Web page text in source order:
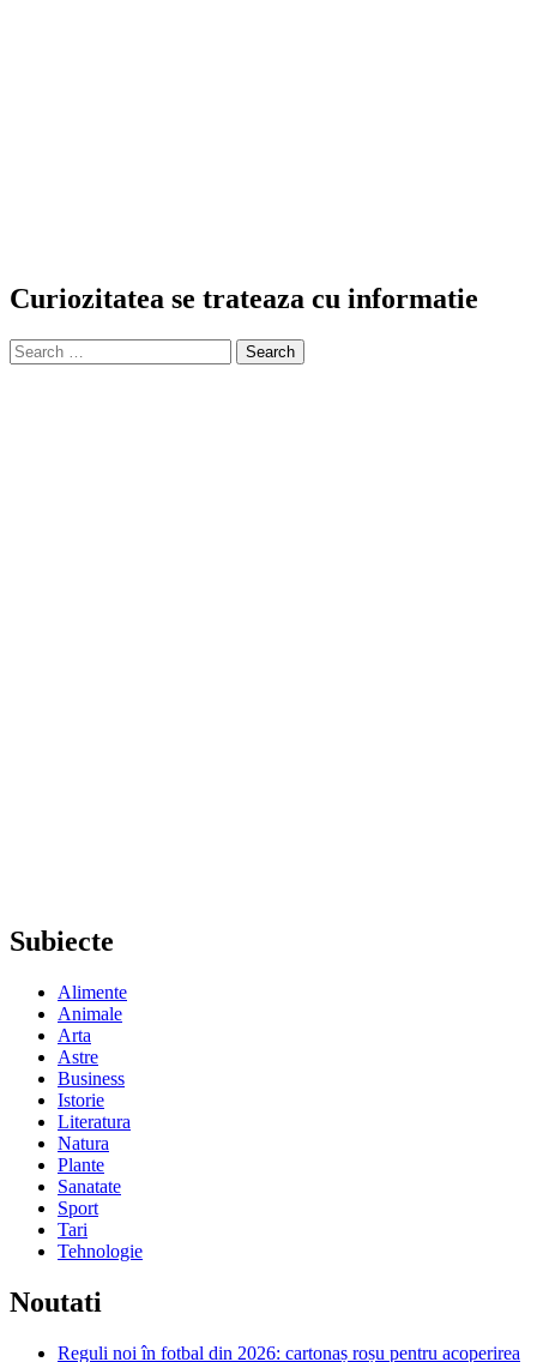
Curiozitatea se trateaza cu informatie
Search
for:
Subiecte
Alimente
Animale
Arta
Astre
Business
Istorie
Literatura
Natura
Plante
Sanatate
Sport
Tari
Tehnologie
Noutati
Reguli noi în fotbal din 2026: cartonaș roșu pentru acoperirea